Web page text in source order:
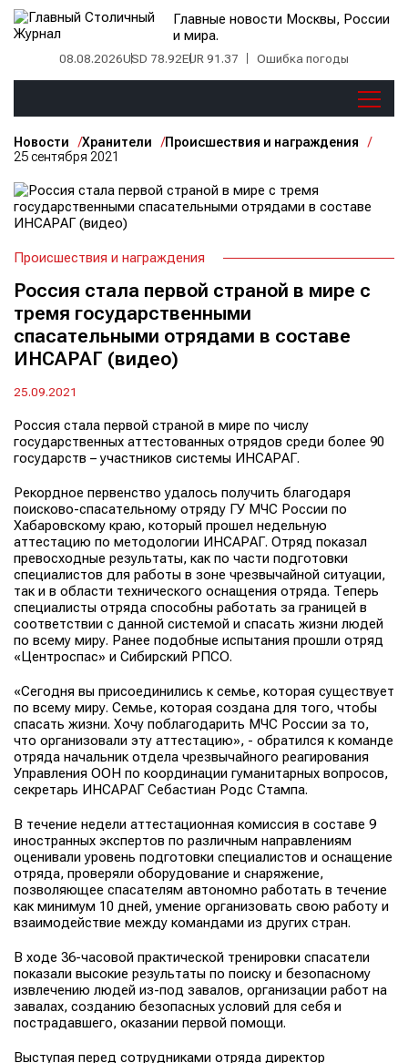
Главные новости Москвы, России
и мира.
08.08.2026USD 78.92EUR 91.37 Ошибка погоды
Новости Хранители
Происшествия и награждения
25 сентября 2021
Происшествия и награждения
Россия стала первой страной в мире с
тремя государственными
спасательными отрядами в составе
ИНСАРАГ (видео)
25.09.2021
Россия стала первой страной в мире по числу
государственных аттестованных отрядов среди более 90
государств – участников системы ИНСАРАГ.
Рекордное первенство удалось получить благодаря
поисково-спасательному отряду ГУ МЧС России по
Хабаровскому краю, который прошел недельную
аттестацию по методологии ИНСАРАГ. Отряд показал
превосходные результаты, как по части подготовки
специалистов для работы в зоне чрезвычайной ситуации,
так и в области технического оснащения отряда. Теперь
специалисты отряда способны работать за границей в
соответствии с данной системой и спасать жизни людей
по всему миру. Ранее подобные испытания прошли отряд
«Центроспас» и Сибирский РПСО.
«Сегодня вы присоединились к семье, которая существует
по всему миру. Семье, которая создана для того, чтобы
спасать жизни. Хочу поблагодарить МЧС России за то,
что организовали эту аттестацию», - обратился к команде
отряда начальник отдела чрезвычайного реагирования
Управления ООН по координации гуманитарных вопросов,
секретарь ИНСАРАГ Себастиан Родс Стампа.
В течение недели аттестационная комиссия в составе 9
иностранных экспертов по различным направлениям
оценивали уровень подготовки специалистов и оснащение
отряда, проверяли оборудование и снаряжение,
позволяющее спасателям автономно работать в течение
как минимум 10 дней, умение организовать свою работу и
взаимодействие между командами из других стран.
В ходе 36-часовой практической тренировки спасатели
показали высокие результаты по поиску и безопасному
извлечению людей из-под завалов, организации работ на
завалах, созданию безопасных условий для себя и
пострадавшего, оказании первой помощи.
Выступая перед сотрудниками отряда директор